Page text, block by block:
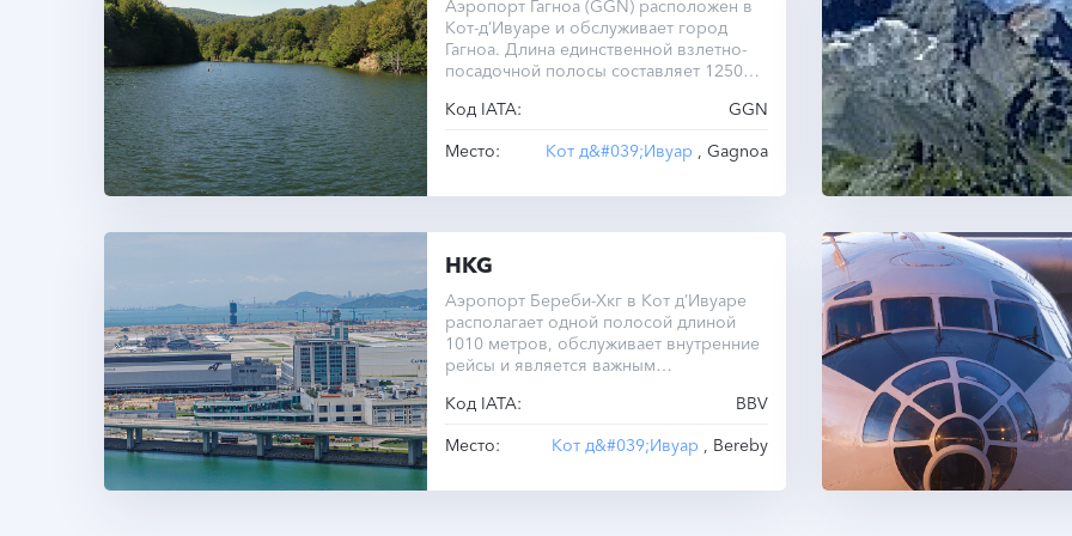
Аэропорт Гагноа (GGN) расположен в
Кот-д’Ивуаре и обслуживает город
Гагноа. Длина единственной взлетно-
посадочной полосы составляет 1250
Код IATA:
GGN
Место:
Кот д&#039;Ивуар , Gagnoa
HKG
Аэропорт Береби-Хкг в Кот д’Ивуаре
располагает одной полосой длиной
1010 метров, обслуживает внутренние
рейсы и является важным
Код IATA:
BBV
Место:
Кот д&#039;Ивуар , Bereby